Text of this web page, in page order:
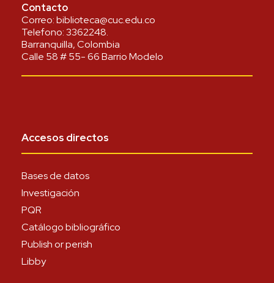
Contacto
Correo:biblioteca@cuc.edu.co
Telefono:3362248.
Barranquilla, Colombia
Calle 58 # 55- 66 Barrio Modelo
Accesos directos
Bases de datos
Investigación
PQR
Catálogo bibliográfico
Publish or perish
Libby